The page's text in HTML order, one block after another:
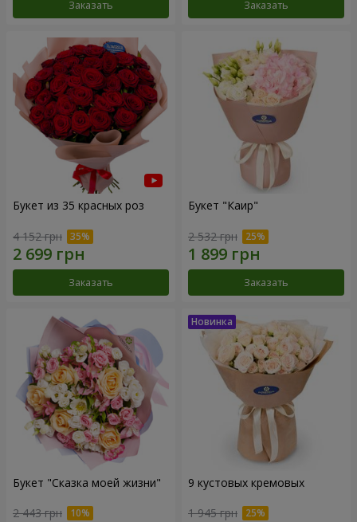
Заказать Заказать
Букет из 35 красных роз
4 152 грн
Заказать
Букет "Каир"
2 532 грн
Заказать
Букет "Сказка моей жизни"
2 443 грн
9 кустовых кремовых
1 945 грн